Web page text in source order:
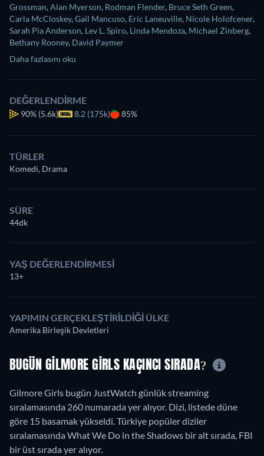
Grossman,Alan Myerson, Rodman Flender, Bruce Seth Green,
Carla McCloskey,Gail Mancuso, Eric Laneuville, Nicole Holofcener,
Sarah Pia Anderson, Lev L. Spiro, Linda Mendoza, Michael Zinberg,
Bethany Rooney, David Paymer
Daha fazlasını oku
DEĞERLENDIRME
90% (5.6k) 8.2 (175k) 85%
TÜRLER
Komedi, Drama
SÜRE
44dk
YAŞ DEĞERLENDIRMESI
13+
YAPIMIN GERÇEKLEŞTIRILDIĞI ÜLKE
Amerika Birleşik Devletleri
BUGÜN GILMORE GIRLS KAÇINCI SIRADA?
Gilmore Girls bugün JustWatch günlük streaming
sıralamasında 260 numarada yer alıyor. Dizi, listede düne
göre 15 basamak yükseldi. Türkiye popüler diziler
sıralamasında What We Do in the Shadows bir alt sırada, FBI
bir üst sırada yer alıyor.